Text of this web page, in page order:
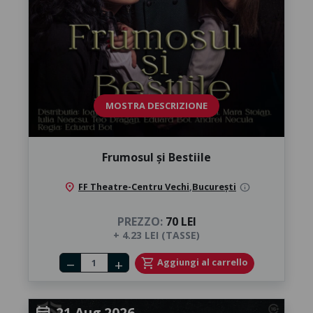
MOSTRA DESCRIZIONE
Frumosul și Bestiile
location_on FF Theatre-Centru Vechi București info
PREZZO:70 LEI
+ 4.23 LEI (TASSE)
Number of tickets
remove add shopping_cart Aggiungi al carrello